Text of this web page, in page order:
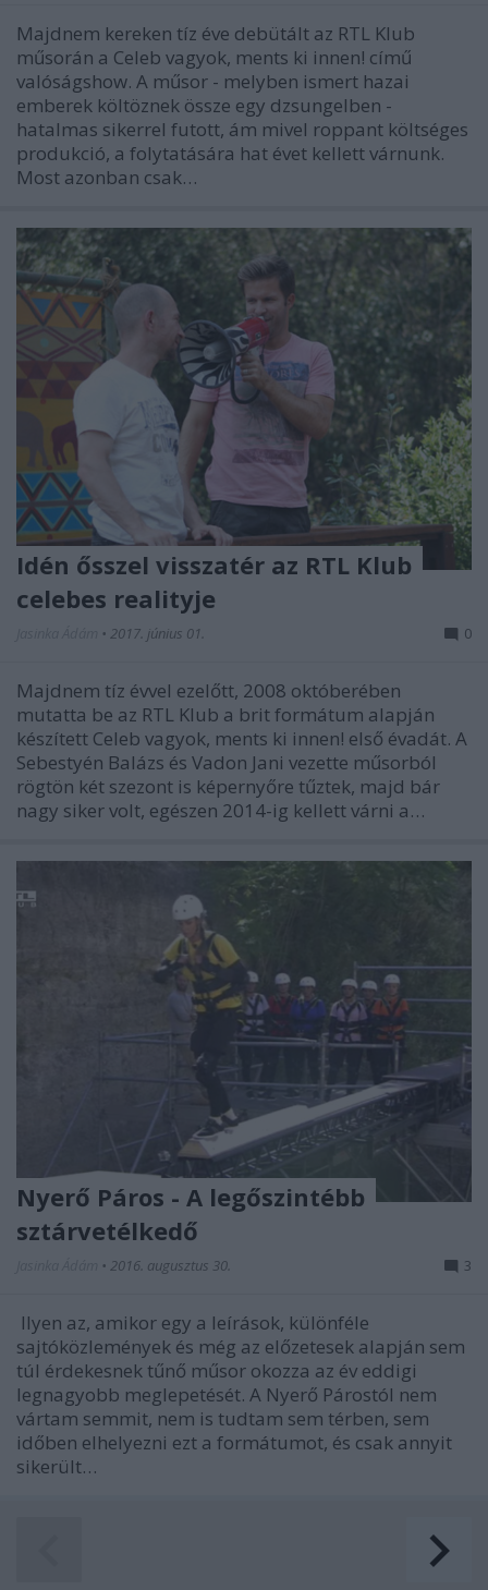
Majdnem kereken tíz éve debütált az RTL Klub
műsorán a Celeb vagyok, ments ki innen! című
valóságshow. A műsor - melyben ismert hazai
emberek költöznek össze egy dzsungelben -
hatalmas sikerrel futott, ám mivel roppant költséges
produkció, a folytatására hat évet kellett várnunk.
Most azonban csak…
Idén ősszel visszatér az RTL Klub
celebes realityje
• 2017. június 01. 0
Majdnem tíz évvel ezelőtt, 2008 októberében
mutatta be az RTL Klub a brit formátum alapján
készített Celeb vagyok, ments ki innen! első évadát. A
Sebestyén Balázs és Vadon Jani vezette műsorból
rögtön két szezont is képernyőre tűztek, majd bár
nagy siker volt, egészen 2014-ig kellett várni a…
Nyerő Páros - A legőszintébb
sztárvetélkedő
• 2016. augusztus 30. 3
Ilyen az, amikor egy a leírások, különféle
sajtóközlemények és még az előzetesek alapján sem
túl érdekesnek tűnő műsor okozza az év eddigi
legnagyobb meglepetését. A Nyerő Párostól nem
vártam semmit, nem is tudtam sem térben, sem
időben elhelyezni ezt a formátumot, és csak annyit
sikerült…